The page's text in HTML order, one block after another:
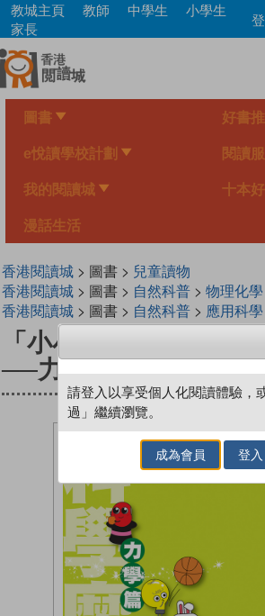
Skip
main
content
教城主頁 教師 中學生
小學生
家長
圖書 好書
e悅讀學校計劃 閱讀
我的閱讀城 十本
漫話生活
香港閱讀城> 圖書 > 兒童讀物
香港閱讀城> 圖書 > 自然科普> 物理化學
香港閱讀城> 圖書 > 自然科普> 應用科學
「小小科學家」系列
──力學篇
請登入以享受個人化閱讀體驗，
過」繼續瀏覽。
成為會員 登入